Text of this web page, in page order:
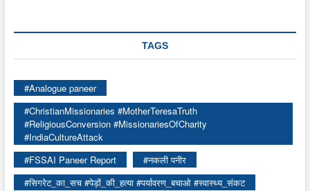
TAGS
#Analogue paneer
#ChristianMissionaries #MotherTeresaTruth
#ReligiousConversion #MissionariesOfCharity
#IndiaCultureAttack
#FSSAI Paneer Report
#नकली पनीर
#सिगरेट_का_सच #पेड़ों_की_हत्या #पर्यावरण_बचाओ #स्वास्थ्य_संकट